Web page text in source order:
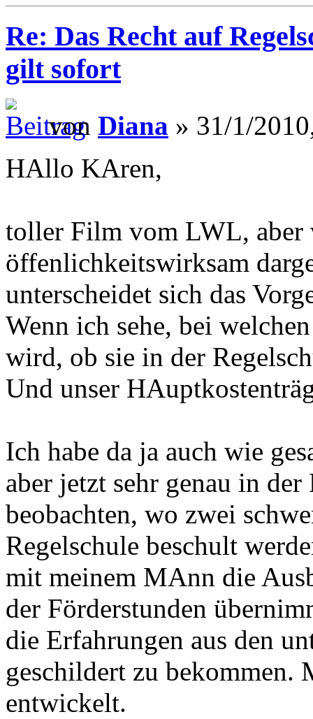
Re: Das Recht auf
gilt sofort
von Diana » 31/1/
HAllo KAren,
toller Film vom LWL, aber
öffenlichkeitswirksam
unterscheidet sich das
Wenn ich sehe, bei
wird, ob sie in der
Und unser
Ich habe da ja auch wie
aber jetzt sehr genau in
beobachten, wo zwei
Regelschule beschult
mit meinem MAnn die
der Förderstunden
die Erfahrungen aus den
geschildert zu bekommen.
entwickelt.